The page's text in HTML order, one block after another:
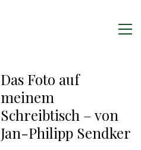
Das Foto auf
meinem
Schreibtisch – von
Jan-Philipp Sendker